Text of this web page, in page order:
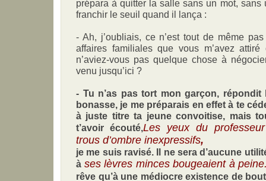
prépara à quitter la salle sans un mot, sans
franchir le seuil quand il lança :
- Ah, j’oubliais, ce n’est tout de même
affaires familiales que vous m’avez
n’aviez-vous pas quelque chose à
venu jusqu’ici ?
- Tu n’as pas tort mon garçon, répondit
bonasse, je me préparais en effet à te
à juste titre ta jeune convoitise, mais
t’avoir écouté,Les yeux du
trous d’ombre inexpressifs,
je me suis ravisé. Il ne sera d’aucune
à ses lèvres minces bougeaient à
rêve qu’à une médiocre existence de